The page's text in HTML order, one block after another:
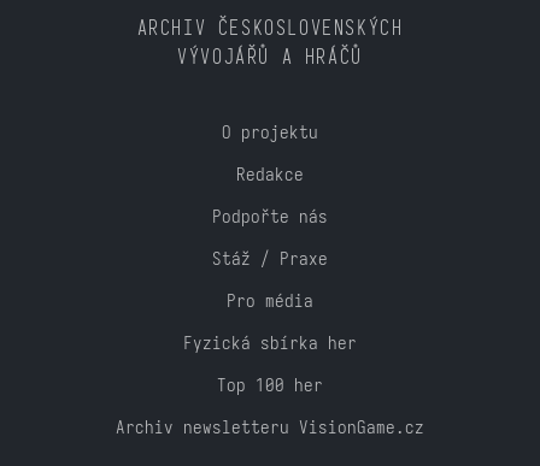
ARCHIV ČESKOSLOVENSKÝCH
VÝVOJÁŘŮ A HRÁČŮ
O projektu
Redakce
Podpořte nás
Stáž / Praxe
Pro média
Fyzická sbírka her
Top 100 her
Archiv newsletteru VisionGame.cz